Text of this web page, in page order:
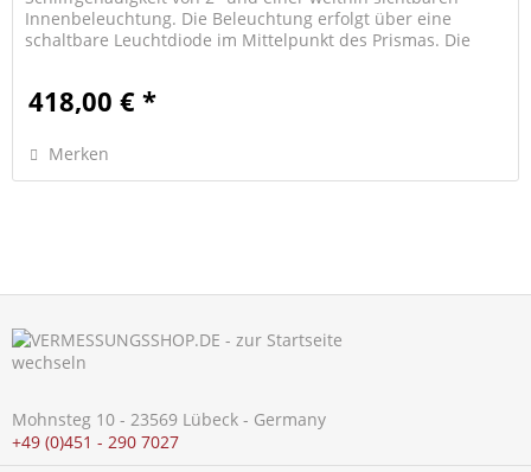
Innenbeleuchtung. Die Beleuchtung erfolgt über eine
schaltbare Leuchtdiode im Mittelpunkt des Prismas. Die
418,00 € *
Merken
Mohnsteg 10 - 23569 Lübeck - Germany
+49 (0)451 - 290 7027